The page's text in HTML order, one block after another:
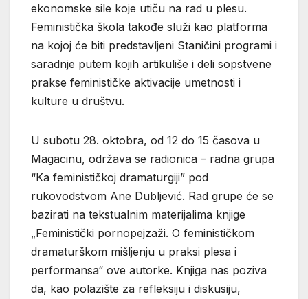
ekonomske sile koje utiču na rad u plesu.
Feministička škola takođe služi kao platforma
na kojoj će biti predstavljeni Staničini programi i
saradnje putem kojih artikuliše i deli sopstvene
prakse feminističke aktivacije umetnosti i
kulture u društvu.
U subotu 28. oktobra, od 12 do 15 časova u
Magacinu, održava se radionica – radna grupa
“Ka feminističkoj dramaturgiji” pod
rukovodstvom Ane Dubljević. Rad grupe će se
bazirati na tekstualnim materijalima knjige
„Feministički pornopejzaži. O feminističkom
dramaturškom mišljenju u praksi plesa i
performansa“ ove autorke. Knjiga nas poziva
da, kao polazište za refleksiju i diskusiju,